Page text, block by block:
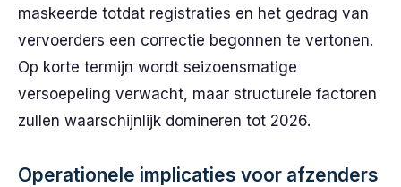
maskeerde totdat registraties en het gedrag van
vervoerders een correctie begonnen te vertonen.
Op korte termijn wordt seizoensmatige
versoepeling verwacht, maar structurele factoren
zullen waarschijnlijk domineren tot 2026.
Operationele implicaties voor afzenders